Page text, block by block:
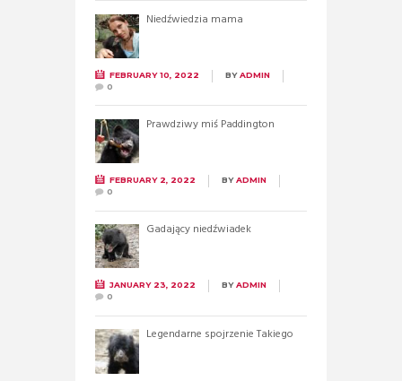
Niedźwiedzia mama
FEBRUARY 10, 2022 BYADMIN
0
Prawdziwy miś Paddington
FEBRUARY 2, 2022 BYADMIN
0
Gadający niedźwiadek
JANUARY 23, 2022 BYADMIN
0
Legendarne spojrzenie Takiego